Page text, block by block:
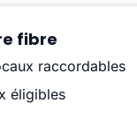
fibre
raccordables
éligibles